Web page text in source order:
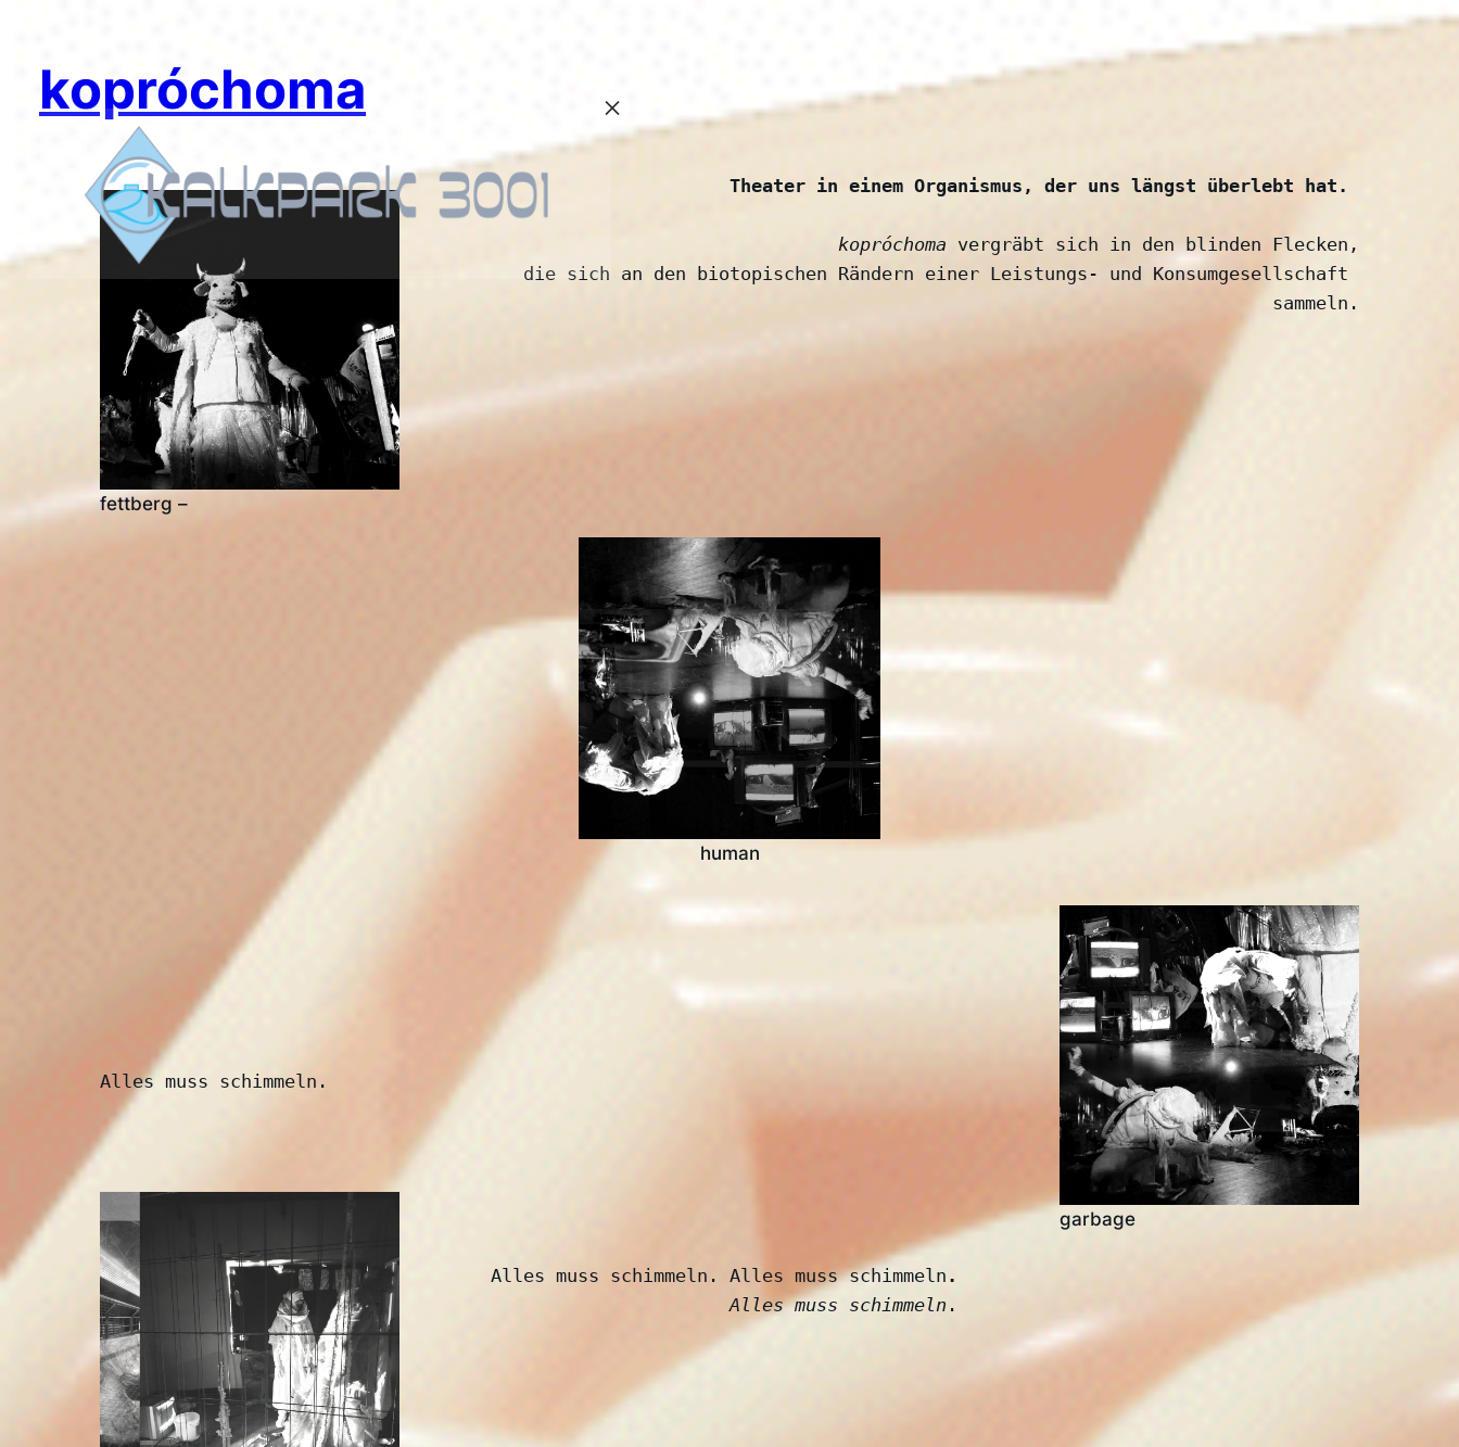
kopróchoma
fettberg –
Theater in einem Organismus, der uns längst überlebt hat.
kopróchoma vergräbt sich in den blinden Flecken,
die sich an den biotopischen Rändern einer Leistungs- und Konsumgesellschaft
sammeln.
human
garbage
Alles muss schimmeln.
Alles muss schimmeln. Alles muss schimmeln
Alles muss schimmeln .